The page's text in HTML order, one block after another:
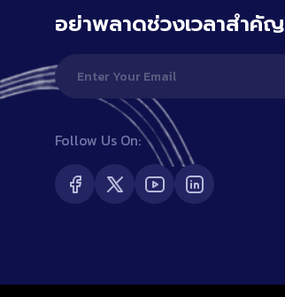
อย่าพลาดช่วงเวลาสำคัญ
Follow Us On: